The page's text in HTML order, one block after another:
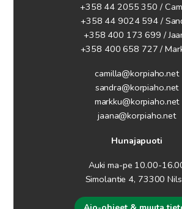
+358 44 2055 350 /
+358 44 9024 594 /
+358 400 173 699 /
+358 400 658 727 /
camilla@korpiaho.net
sandra@korpiaho.net
markku@korpiaho.net
jaana@korpiaho.net
Hunajapuoti
Auki ma-pe 10.00-
Simolantie 4, 73300